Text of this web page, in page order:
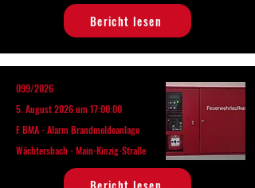
Bericht lesen
099/2026
5. August 2026 um 17:00:00
F BMA - Alarm Brandmeldeanlage
Wächtersbach - Main-Kinzig-Straße